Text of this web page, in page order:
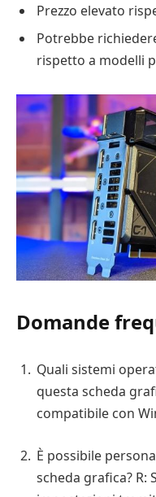
Prezzo elevato
Potrebbe
rispetto a modelli
Domande
Quali sistemi
questa scheda
compatibile con
È possibile
scheda grafica? R: